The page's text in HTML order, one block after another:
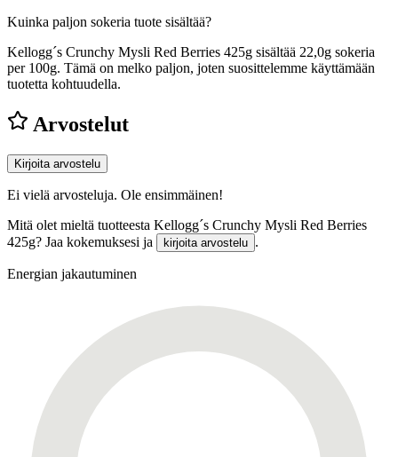
Kuinka paljon sokeria tuote sisältää?
Kellogg´s Crunchy Mysli Red Berries 425g sisältää 22,0g sokeria
per 100g. Tämä on melko paljon, joten suosittelemme käyttämään
tuotetta kohtuudella.
Arvostelut
Kirjoita arvostelu
Ei vielä arvosteluja. Ole ensimmäinen!
Mitä olet mieltä tuotteesta Kellogg´s Crunchy Mysli Red Berries
425g? Jaa kokemuksesi ja
kirjoita arvostelu .
Energian jakautuminen